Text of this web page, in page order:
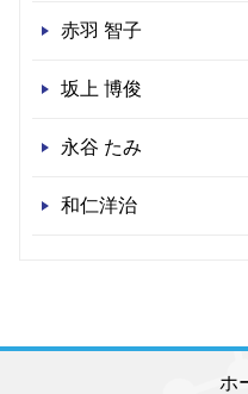
赤羽 智子
坂上 博俊
永谷 たみ
和仁洋治
ホ